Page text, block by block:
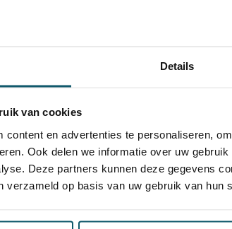
Details
van cookies
content en advertenties te personaliseren,
Ook delen we informatie over uw
Deze partners kunnen deze gegevens
verzameld op basis van uw gebruik van hun
Optische staat Schades